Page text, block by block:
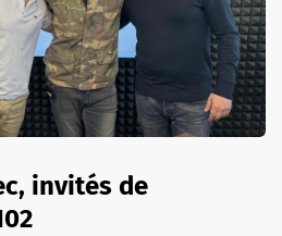
invités de